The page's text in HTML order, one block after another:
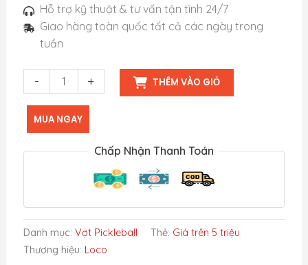
Hỗ trợ kỹ thuật & tư vấn tận tình 24/7
Giao hàng toàn quốc tất cả các ngày trong
tuần
-
Bread
lượng
+ THÊM VÀO GIỎ
MUA NGAY
Chấp Nhận Thanh Toán
Danh mục: Vợt Pickleball Thẻ: Giá trên 5 triệu
Thương hiệu: Loco